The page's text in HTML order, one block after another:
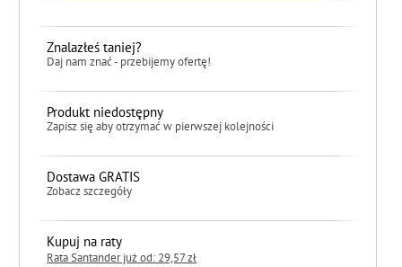
Znalazłeś taniej?
Daj nam znać - przebijemy ofertę!
Produkt niedostępny
Zapisz się aby otrzymać w pierwszej kolejności
Dostawa GRATIS
Zobacz szczegóły
Kupuj na raty
Rata Santander już od: 29,57 zł